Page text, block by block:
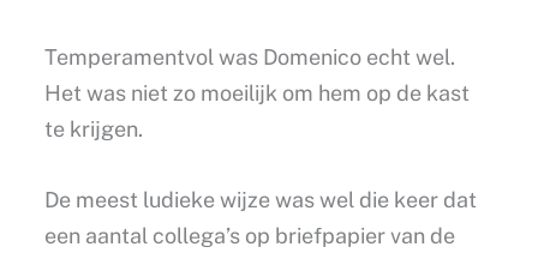
Temperamentvol was Domenico echt wel.
Het was niet zo moeilijk om hem op de kast
te krijgen.
De meest ludieke wijze was wel die keer dat
een aantal collega’s op briefpapier van de